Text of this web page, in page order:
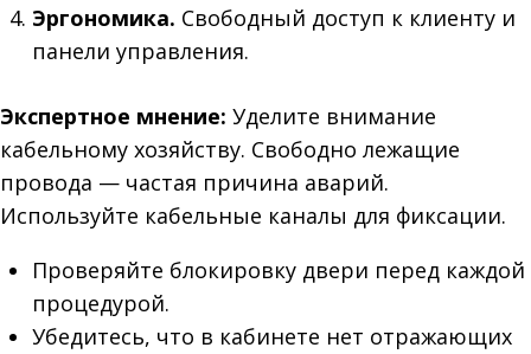
Эргономика. Свободный доступ к клиенту и
панели управления.
Экспертное мнение: Уделите внимание
кабельному хозяйству. Свободно лежащие
провода — частая причина аварий.
Используйте кабельные каналы для фиксации.
Проверяйте блокировку двери перед каждой
процедурой.
Убедитесь, что в кабинете нет отражающих